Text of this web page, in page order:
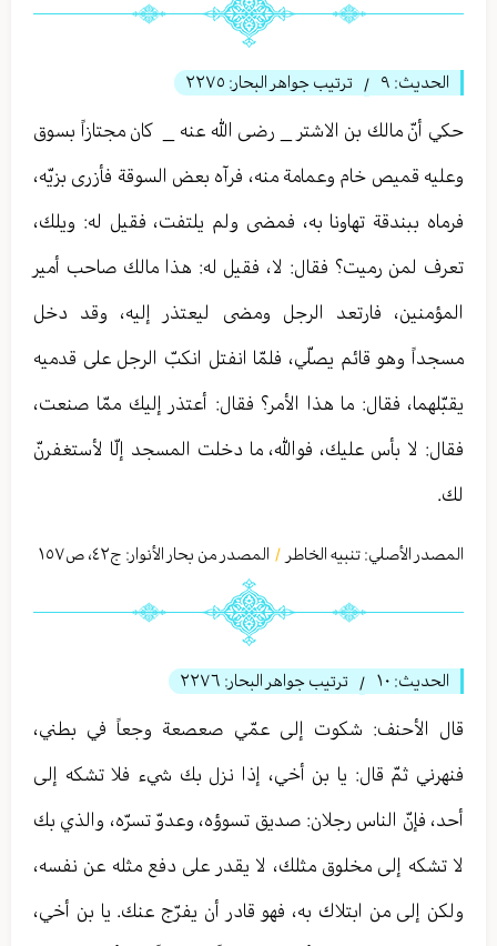
الحديث: ٩ / ترتيب جواهر البحار: ٢٢٧٥
حكي أنّ مالك بن الاشتر _ رضی الله عنه _ كان مجتازاً بسوق
وعليه قميص خام وعمامة منه، فرآه بعض السوقة فأزرى بزيّه،
فرماه ببندقة تهاونا به، فمضى ولم يلتفت، فقيل له: ويلك،
تعرف لمن رميت؟ فقال: لا، فقيل له: هذا مالك صاحب أمير
المؤمنين، فارتعد الرجل ومضى ليعتذر إليه، وقد دخل
مسجداً وهو قائم يصلّي، فلمّا انفتل انكبّ الرجل على قدميه
يقبّلهما، فقال: ما هذا الأمر؟ فقال: أعتذر إليك ممّا صنعت،
فقال: لا بأس عليك، فوالله، ما دخلت المسجد إلّا لأستغفرنّ
لك.
المصدر الأصلي: تنبيه الخاطر / المصدر من بحار الأنوار: ج٤٢، ص١٥٧
الحديث: ١٠ / ترتيب جواهر البحار: ٢٢٧٦
قال الأحنف: شكوت إلى عمّي صعصعة وجعاً في بطني،
فنهرني ثمّ قال: يا بن أخي، إذا نزل بك شيء فلا تشكه إلى
أحد، فإنّ الناس رجلان: صديق تسوؤه، وعدوّ تسرّه، والذي بك
لا تشكه إلى مخلوق مثلك، لا يقدر على دفع مثله عن نفسه،
ولكن إلى من ابتلاك به، فهو قادر أن يفرّج عنك. يا بن أخي،